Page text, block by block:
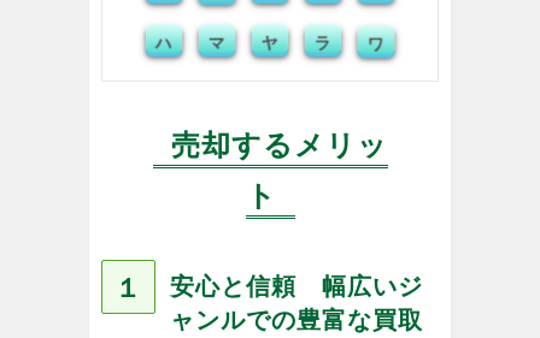
ハ マ ヤ ラ ワ
売却するメリッ
ト
１
安心と信頼 幅広いジ
ャンルでの豊富な買取